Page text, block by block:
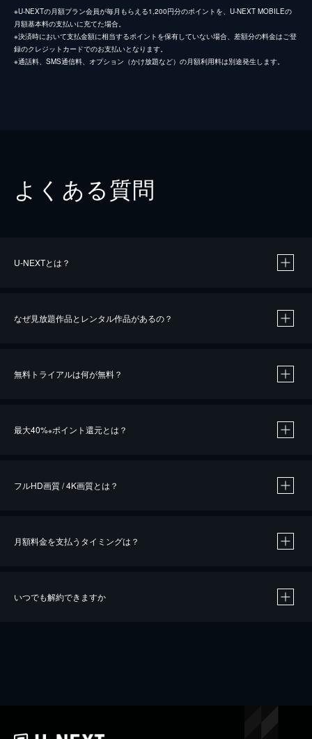
※U-NEXTの月額プラン会員が毎月もらえる1,200円分のポイントを、U-NEXT MOBILEの
月額基本料の支払いに充てた場合。
※決済時において支払金額に相当するポイントを保有していない場合、差額分の料金はご登
録のクレジットカードでのお支払いとなります。
※通話料、SMS通信料、オプション（かけ放題など）の月額利用料は別途発生します。
よくある質問
U-NEXTとは？
なぜ見放題作品とレンタル作品があるの？
無料トライアルは何が無料？
最大40%※ポイント還元とは？
※40％ポイント還元の対象は、クレジットカード決済による作品の購入 / レンタルです。
iOSアプリのUコイン決済による作品の購入 / レンタルは、20％のポイント還元です。
フルHD画質 / 4K画質とは？
月額料金を支払うタイミングは？
いつでも解約できますか